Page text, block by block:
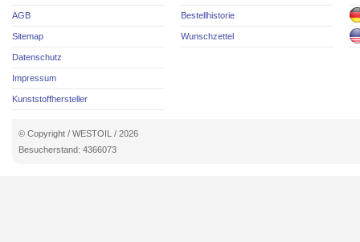
AGB
Sitemap
Datenschutz
Impressum
Kunststoffhersteller
Bestellhistorie
Wunschzettel
© Copyright / WESTOIL / 2026
Besucherstand: 4366073